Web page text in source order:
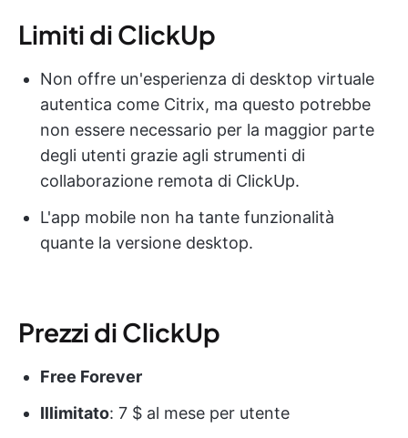
Limiti di ClickUp
Non offre un'esperienza di desktop virtuale
autentica come Citrix, ma questo potrebbe
non essere necessario per la maggior parte
degli utenti grazie agli strumenti di
collaborazione remota di ClickUp.
L'app mobile non ha tante funzionalità
quante la versione desktop.
Prezzi di ClickUp
Free Forever
Illimitato: 7 $ al mese per utente